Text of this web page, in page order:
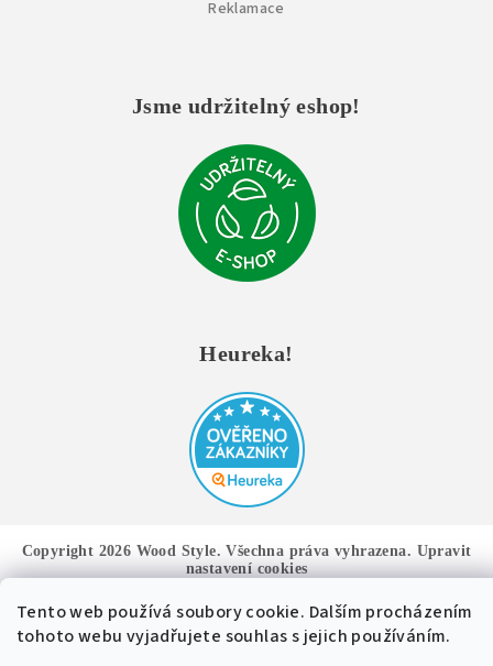
Tento web používá soubory cookie. Dalším procházením
tohoto webu vyjadřujete souhlas s jejich používáním.
Reklamace
Jsme udržitelný eshop!
Heureka!
Copyright 2026 Wood Style. Všechna práva vyhrazena. Upravit
nastavení cookies
Vytvořil Shoptet